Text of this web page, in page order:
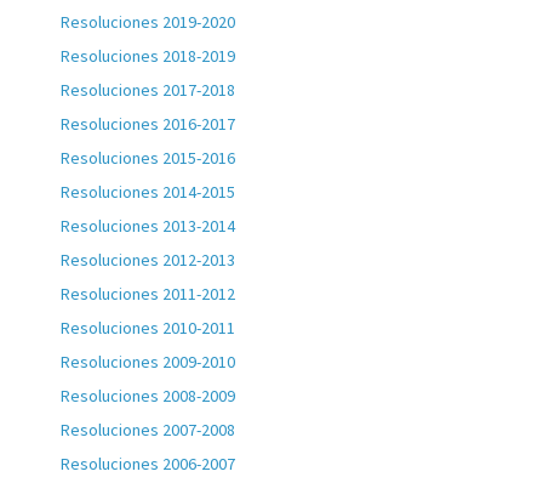
Resoluciones 2019-2020
Resoluciones 2018-2019
Resoluciones 2017-2018
Resoluciones 2016-2017
Resoluciones 2015-2016
Resoluciones 2014-2015
Resoluciones 2013-2014
Resoluciones 2012-2013
Resoluciones 2011-2012
Resoluciones 2010-2011
Resoluciones 2009-2010
Resoluciones 2008-2009
Resoluciones 2007-2008
Resoluciones 2006-2007